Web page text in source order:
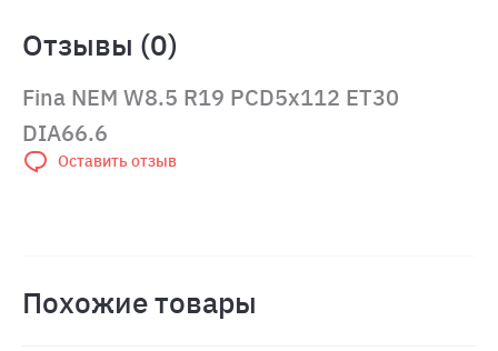
Отзывы (0)
Fina NEM W8.5 R19 PCD5x112 ET30
DIA66.6
Оставить отзыв
Похожие товары